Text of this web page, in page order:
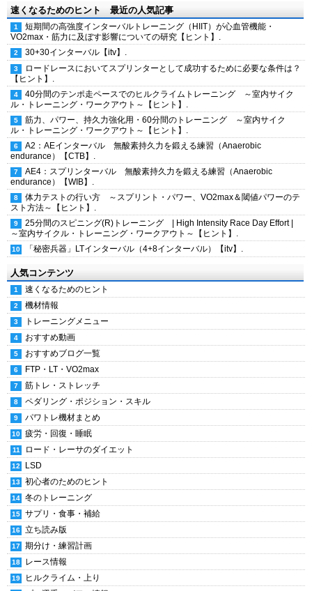
速くなるためのヒント 最近の人気記事
短期間の高強度インターバルトレーニング（HIIT）が心血管機能・
VO2max・筋力に及ぼす影響についての研究【ヒント】.
30+30インターバル【itv】.
ロードレースにおいてスプリンターとして成功するために必要な条件は？
【ヒント】.
40分間のテンポ走ペースでのヒルクライムトレーニング ～室内サイク
ル・トレーニング・ワークアウト～【ヒント】.
筋力、パワー、持久力強化用・60分間のトレーニング ～室内サイク
ル・トレーニング・ワークアウト～【ヒント】.
A2：AEインターバル 無酸素持久力を鍛える練習（Anaerobic
endurance）【CTB】.
AE4：スプリンターバル 無酸素持久力を鍛える練習（Anaerobic
endurance）【WIB】.
体力テストの行い方 ～スプリント・パワー、VO2max＆閾値パワーのテ
スト方法～【ヒント】.
25分間のスピニング(R)トレーニング | High Intensity Race Day Effort |
～室内サイクル・トレーニング・ワークアウト～【ヒント】.
「秘密兵器」LTインターバル（4+8インターバル）【itv】.
人気コンテンツ
速くなるためのヒント
機材情報
トレーニングメニュー
おすすめ動画
おすすめブログ一覧
FTP・LT・VO2max
筋トレ・ストレッチ
ペダリング・ポジション・スキル
パワトレ機材まとめ
疲労・回復・睡眠
ロード・レーサのダイエット
LSD
初心者のためのヒント
冬のトレーニング
サプリ・食事・補給
立ち読み版
期分け・練習計画
レース情報
ヒルクライム・上り